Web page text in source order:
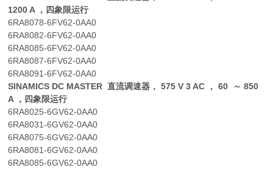
1200 A ，四象限运行
6RA8078-6FV62-0AA0
6RA8082-6FV62-0AA0
6RA8085-6FV62-0AA0
6RA8087-6FV62-0AA0
6RA8091-6FV62-0AA0
SINAMICS DC MASTER 直流调速器， 575 V 3 AC ， 60 ～ 850
A ，四象限运行
6RA8025-6GV62-0AA0
6RA8031-6GV62-0AA0
6RA8075-6GV62-0AA0
6RA8081-6GV62-0AA0
6RA8085-6GV62-0AA0